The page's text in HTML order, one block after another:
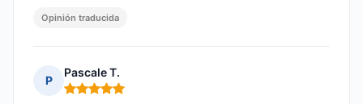
Opinión traducida
P
Pascale T.
Nota: 5 de 5